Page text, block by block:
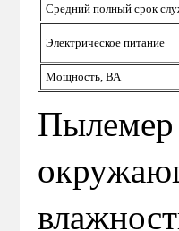
Средний полный срок
Электрическое питание
Мощность, ВА